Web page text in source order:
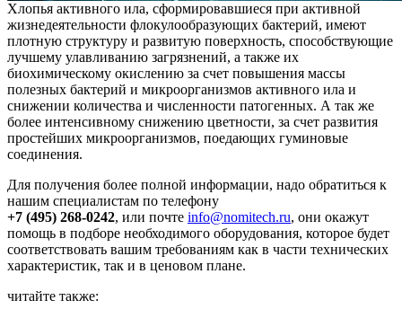
Хлопья активного ила, сформировавшиеся при активной
жизнедеятельности флокулообразующих бактерий, имеют
плотную структуру и развитую поверхность, способствующие
лучшему улавливанию загрязнений, а также их
биохимическому окислению за счет повышения массы
полезных бактерий и микроорганизмов активного ила и
снижении количества и численности патогенных. А так же
более интенсивному снижению цветности, за счет развития
простейших микроорганизмов, поедающих гуминовые
соединения.
Для получения более полной информации, надо обратиться к
нашим специалистам по телефону
+7 (495) 268-0242, или почте info@nomitech.ru, они окажут
помощь в подборе необходимого оборудования, которое будет
соответствовать вашим требованиям как в части технических
характеристик, так и в ценовом плане.
читайте также: